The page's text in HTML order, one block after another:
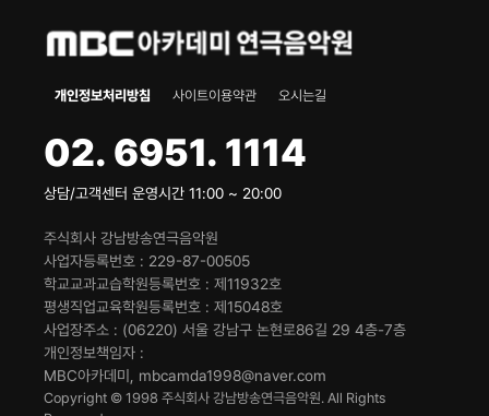
개인정보처리방침 사이트이용약관 오시는길
02. 6951. 1114
상담/고객센터 운영시간 11:00 ~ 20:00
주식회사 강남방송연극음악원
사업자등록번호
229-87-00505
학교교과교습학원등록번호
제11932호
평생직업교육학원등록번호
제15048호
사업장주소
(06220) 서울 강남구 논현로86길 29 4층-7층
개인정보책임자
MBC아카데미, mbcamda1998@naver.com
Copyright © 1998 주식회사 강남방송연극음악원. All Rights